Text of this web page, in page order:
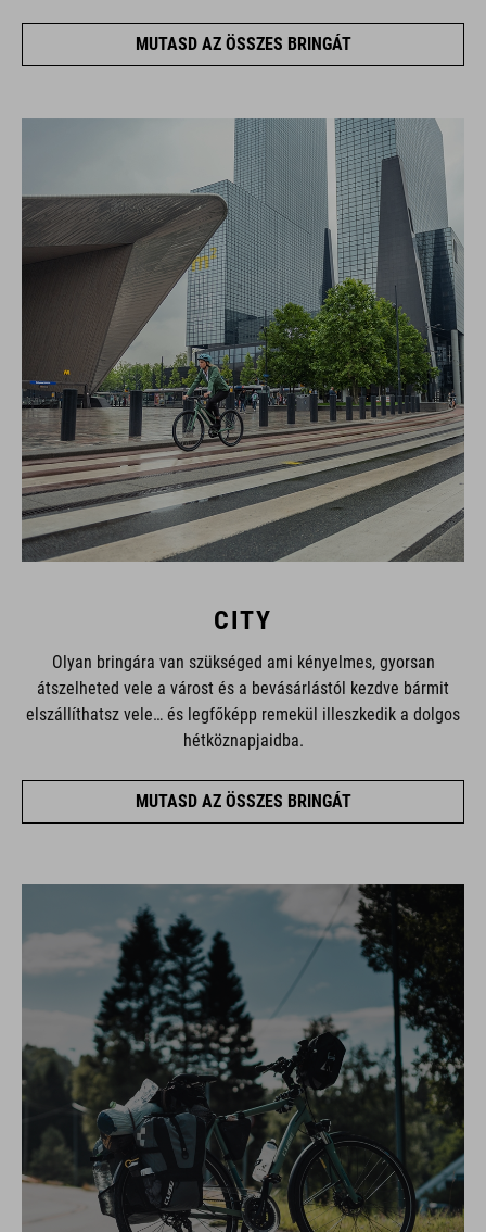
MUTASD AZ ÖSSZES BRINGÁT
CITY
Olyan bringára van szükséged ami kényelmes, gyorsan
átszelheted vele a várost és a bevásárlástól kezdve bármit
elszállíthatsz vele… és legfőképp remekül illeszkedik a dolgos
hétköznapjaidba.
MUTASD AZ ÖSSZES BRINGÁT